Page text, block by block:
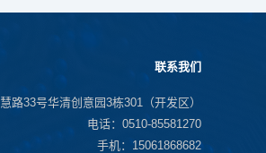
联系我们
路33号华清创意园3栋301（开发区）
电话：0510-85581270
手机：15061868682